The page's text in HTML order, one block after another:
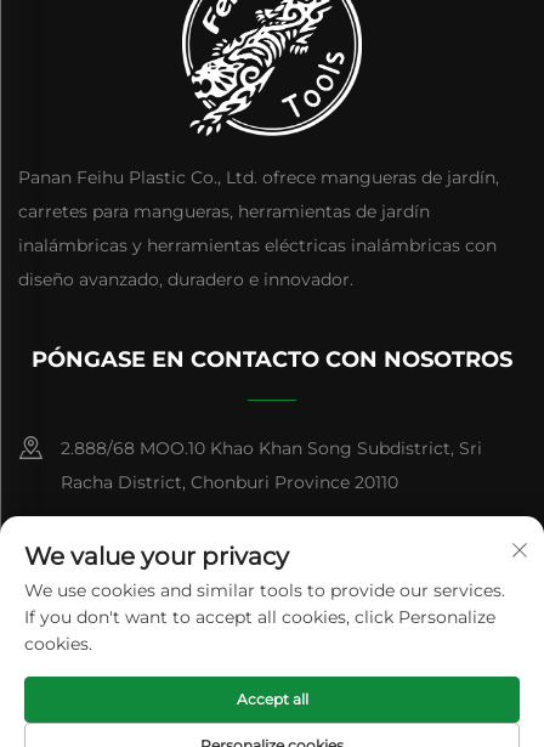
Panan Feihu Plastic Co., Ltd. ofrece mangueras de jardín,
carretes para mangueras, herramientas de jardín
inalámbricas y herramientas eléctricas inalámbricas con
diseño avanzado, duradero e innovador.
PÓNGASE EN CONTACTO CON NOSOTROS
2.888/68 MOO.10 Khao Khan Song Subdistrict, Sri
Racha District, Chonburi Province 20110
[email protected]
Derechos de Autor © Panan Feihu Plastic Co., Ltd. Todos los
Derechos Reservados Política de privacidad
We value your privacy
We use cookies and similar tools to provide our services.
If you don't want to accept all cookies, click Personalize
cookies.
Accept all